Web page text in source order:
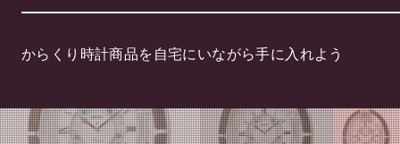
からくり時計商品を自宅にいながら手に入れよう